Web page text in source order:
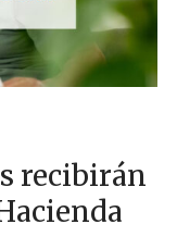
recibirán